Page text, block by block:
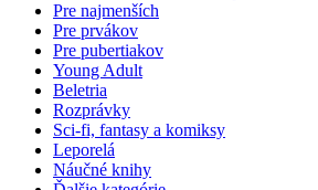
Pre najmenších
Pre prvákov
Pre pubertiakov
Young Adult
Beletria
Rozprávky
Sci-fi, fantasy a komiksy
Leporelá
Náučné knihy